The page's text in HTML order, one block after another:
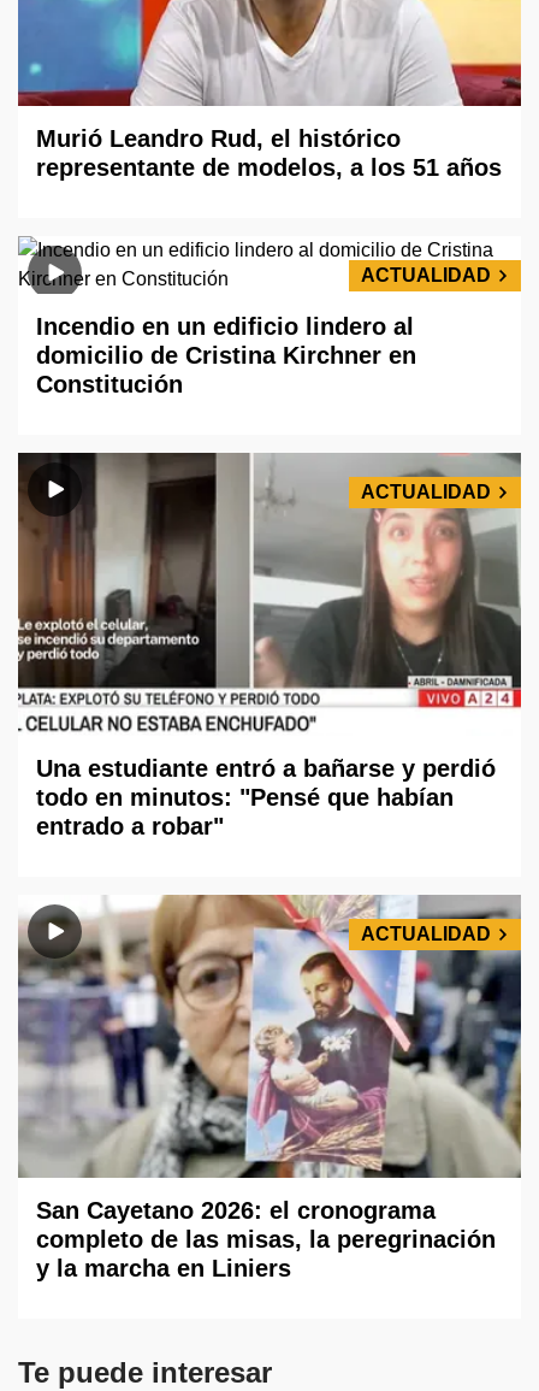
Murió Leandro Rud, el histórico
representante de modelos, a los 51 años
ACTUALIDAD
Incendio en un edificio lindero al
domicilio de Cristina Kirchner en
Constitución
ACTUALIDAD
Una estudiante entró a bañarse y perdió
todo en minutos: "Pensé que habían
entrado a robar"
ACTUALIDAD
San Cayetano 2026: el cronograma
completo de las misas, la peregrinación
y la marcha en Liniers
Te puede interesar